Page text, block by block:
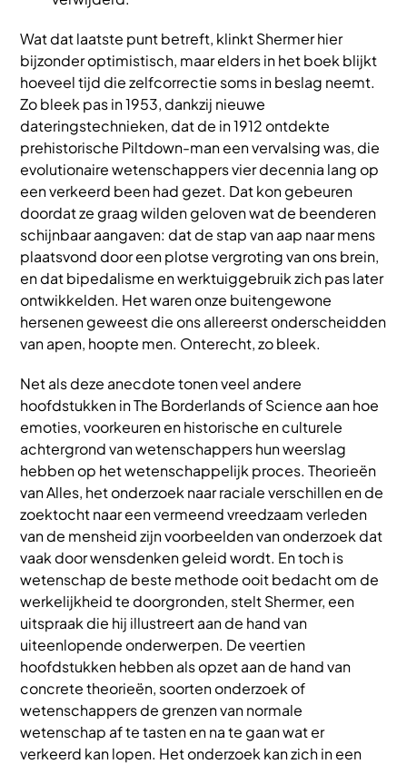
Wat dat laatste punt betreft, klinkt Shermer hier
bijzonder optimistisch, maar elders in het boek blijkt
hoeveel tijd die zelfcorrectie soms in beslag neemt.
Zo bleek pas in 1953, dankzij nieuwe
dateringstechnieken, dat de in 1912 ontdekte
prehistorische Piltdown-man een vervalsing was, die
evolutionaire wetenschappers vier decennia lang op
een verkeerd been had gezet. Dat kon gebeuren
doordat ze graag wilden geloven wat de beenderen
schijnbaar aangaven: dat de stap van aap naar mens
plaatsvond door een plotse vergroting van ons brein,
en dat bipedalisme en werktuiggebruik zich pas later
ontwikkelden. Het waren onze buitengewone
hersenen geweest die ons allereerst onderscheidden
van apen, hoopte men. Onterecht, zo bleek.
Net als deze anecdote tonen veel andere
hoofdstukken in The Borderlands of Science aan hoe
emoties, voorkeuren en historische en culturele
achtergrond van wetenschappers hun weerslag
hebben op het wetenschappelijk proces. Theorieën
van Alles, het onderzoek naar raciale verschillen en de
zoektocht naar een vermeend vreedzaam verleden
van de mensheid zijn voorbeelden van onderzoek dat
vaak door wensdenken geleid wordt. En toch is
wetenschap de beste methode ooit bedacht om de
werkelijkheid te doorgronden, stelt Shermer, een
uitspraak die hij illustreert aan de hand van
uiteenlopende onderwerpen. De veertien
hoofdstukken hebben als opzet aan de hand van
concrete theorieën, soorten onderzoek of
wetenschappers de grenzen van normale
wetenschap af te tasten en na te gaan wat er
verkeerd kan lopen. Het onderzoek kan zich in een